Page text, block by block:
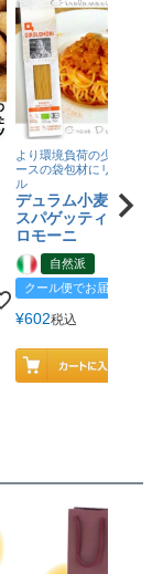
より環境負荷の少ない紙
ースの袋包材にリニュー
ル
デュラム小麦 有
スパゲッティ／ジ
ロモーニ
自然派
クール便でお届け
¥602税込